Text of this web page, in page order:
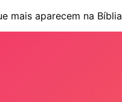
mais aparecem na Bíblia